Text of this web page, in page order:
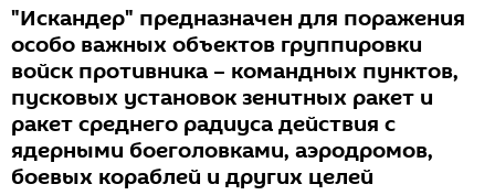
"Искандер" предназначен для поражения
особо важных объектов группировки
войск противника – командных пунктов,
пусковых установок зенитных ракет и
ракет среднего радиуса действия с
ядерными боеголовками, аэродромов,
боевых кораблей и других целей